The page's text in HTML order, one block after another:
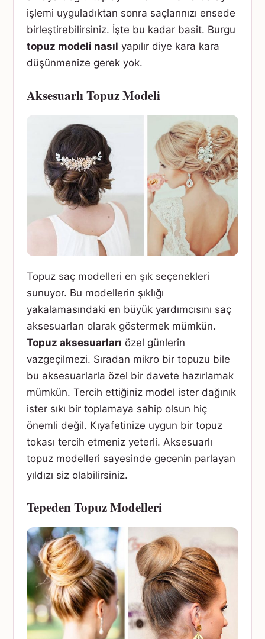
işlemi uyguladıktan sonra saçlarınızı ensede
birleştirebilirsiniz. İşte bu kadar basit. Burgu
topuz modeli nasıl yapılır diye kara kara
düşünmenize gerek yok.
Aksesuarlı Topuz Modeli
Topuz saç modelleri en şık seçenekleri
sunuyor. Bu modellerin şıklığı
yakalamasındaki en büyük yardımcısını saç
aksesuarları olarak göstermek mümkün.
Topuz aksesuarları özel günlerin
vazgeçilmezi. Sıradan mikro bir topuzu bile
bu aksesuarlarla özel bir davete hazırlamak
mümkün. Tercih ettiğiniz model ister dağınık
ister sıkı bir toplamaya sahip olsun hiç
önemli değil. Kıyafetinize uygun bir topuz
tokası tercih etmeniz yeterli. Aksesuarlı
topuz modelleri sayesinde gecenin parlayan
yıldızı siz olabilirsiniz.
Tepeden Topuz Modelleri